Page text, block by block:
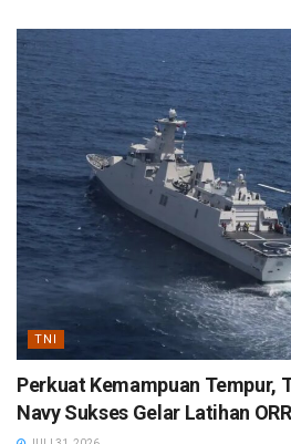
TNI
Perkuat Kemampuan Tempur,
Navy Sukses Gelar Latihan